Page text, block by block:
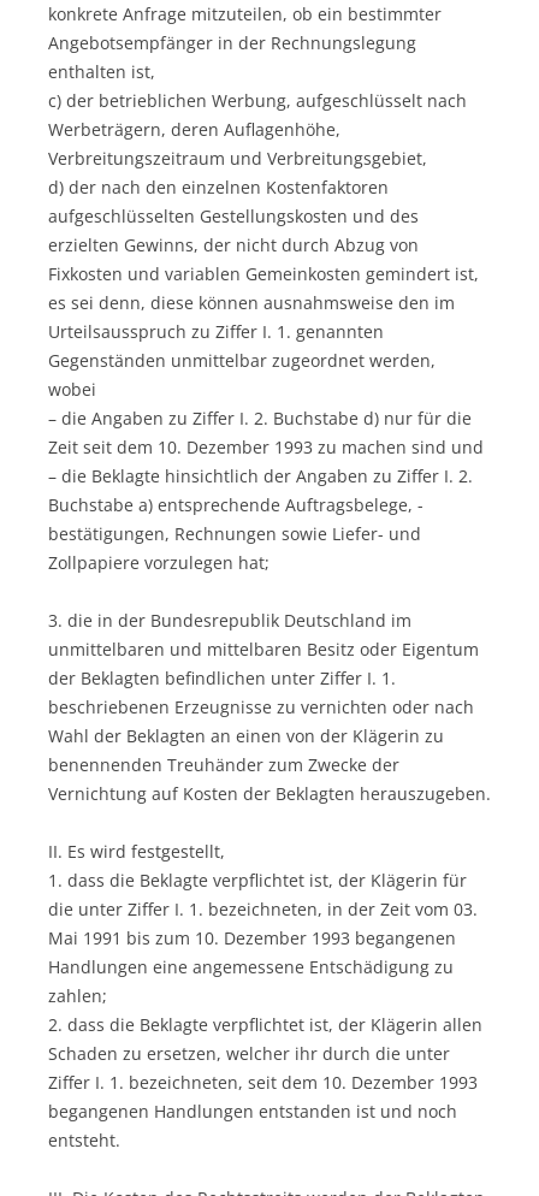
konkrete Anfrage mitzuteilen, ob ein bestimmter
Angebotsempfänger in der Rechnungslegung
enthalten ist,
c) der betrieblichen Werbung, aufgeschlüsselt nach
Werbeträgern, deren Auflagenhöhe,
Verbreitungszeitraum und Verbreitungsgebiet,
d) der nach den einzelnen Kostenfaktoren
aufgeschlüsselten Gestellungskosten und des
erzielten Gewinns, der nicht durch Abzug von
Fixkosten und variablen Gemeinkosten gemindert ist,
es sei denn, diese können ausnahmsweise den im
Urteilsausspruch zu Ziffer I. 1. genannten
Gegenständen unmittelbar zugeordnet werden,
wobei
– die Angaben zu Ziffer I. 2. Buchstabe d) nur für die
Zeit seit dem 10. Dezember 1993 zu machen sind und
– die Beklagte hinsichtlich der Angaben zu Ziffer I. 2.
Buchstabe a) entsprechende Auftragsbelege, -
bestätigungen, Rechnungen sowie Liefer- und
Zollpapiere vorzulegen hat;
3. die in der Bundesrepublik Deutschland im
unmittelbaren und mittelbaren Besitz oder Eigentum
der Beklagten befindlichen unter Ziffer I. 1.
beschriebenen Erzeugnisse zu vernichten oder nach
Wahl der Beklagten an einen von der Klägerin zu
benennenden Treuhänder zum Zwecke der
Vernichtung auf Kosten der Beklagten herauszugeben.
II. Es wird festgestellt,
1. dass die Beklagte verpflichtet ist, der Klägerin für
die unter Ziffer I. 1. bezeichneten, in der Zeit vom 03.
Mai 1991 bis zum 10. Dezember 1993 begangenen
Handlungen eine angemessene Entschädigung zu
zahlen;
2. dass die Beklagte verpflichtet ist, der Klägerin allen
Schaden zu ersetzen, welcher ihr durch die unter
Ziffer I. 1. bezeichneten, seit dem 10. Dezember 1993
begangenen Handlungen entstanden ist und noch
entsteht.